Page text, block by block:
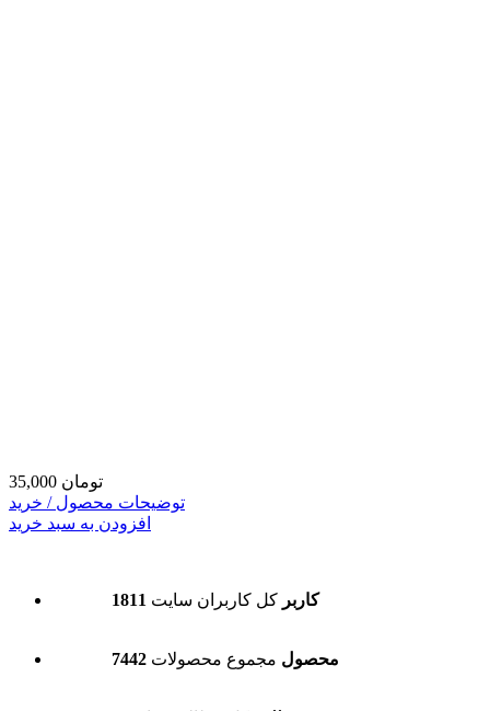
35,000 تومان
توضیحات محصول / خرید
افزودن به سبد خرید
1811 کاربر کل کاربران سایت
7442 محصول مجموع محصولات